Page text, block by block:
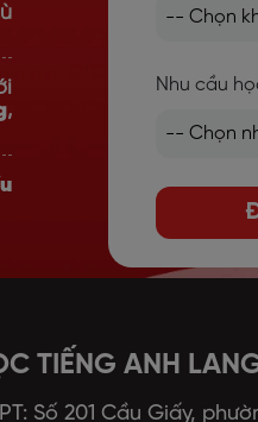
,
Nhu cầu
TIẾNG ANH
Số 201 Cầu Giấy,